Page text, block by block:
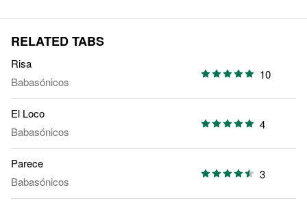
RELATED TABS
Risa
Babasónicos
10
El Loco
Babasónicos
4
Parece
Babasónicos
3